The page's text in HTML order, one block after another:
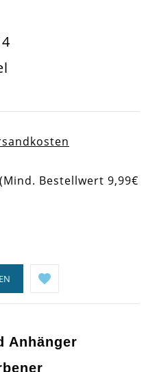
Bestellwert 9,99€
Anhänger